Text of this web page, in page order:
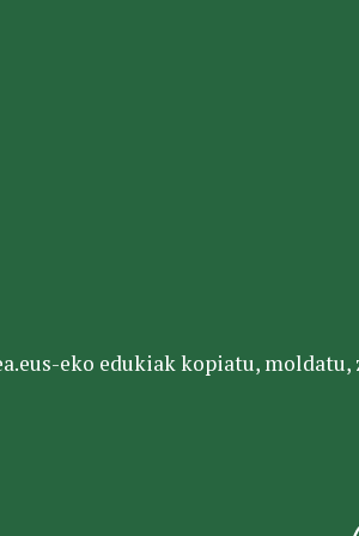
eko edukiak kopiatu,